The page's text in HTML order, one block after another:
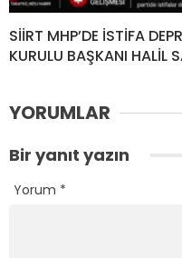
SİİRT MHP’DE İSTİFA
KURULU BAŞKANI HALİL
YORUMLAR
Bir yanıt yazın
Yorum *